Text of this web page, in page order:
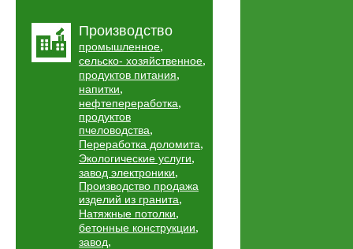
Производство
промышленное,
сельско- хозяйственное,
продуктов питания,
напитки,
нефтепереработка,
продуктов
пчеловодства,
Переработка доломита,
Экологические услуги,
завод электроники,
Производство продажа
изделий из гранита,
Натяжные потолки,
бетонные конструкции,
завод,